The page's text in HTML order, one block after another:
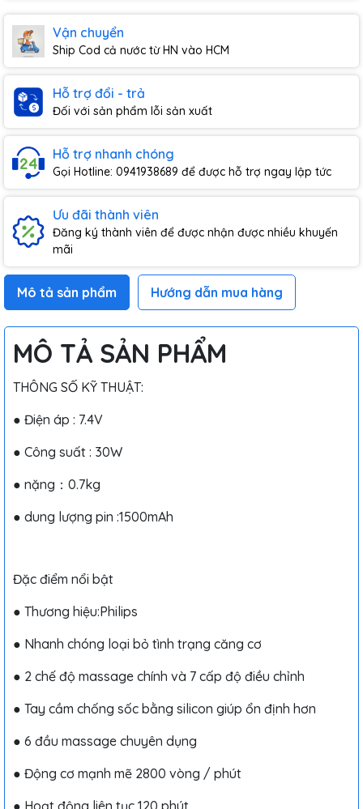
Vận chuyển
Ship Cod cả nước từ HN vào HCM
Hỗ trợ đổi - trả
Đối với sản phẩm lỗi sản xuất
Hỗ trợ nhanh chóng
Gọi Hotline: 0941938689 để được hỗ trợ ngay lập tức
Ưu đãi thành viên
Đăng ký thành viên để được nhận được nhiều khuyến
mãi
Mô tả sản phẩm Hướng dẫn mua hàng
MÔ TẢ SẢN PHẨM
THÔNG SỐ KỸ THUẬT:
● Điện áp : 7.4V
● Công suất : 30W
● nặng：0.7kg
● dung lượng pin :1500mAh
Đặc điểm nổi bật
● Thương hiệu:Philips
● Nhanh chóng loại bỏ tình trạng căng cơ
● 2 chế độ massage chính và 7 cấp độ điều chỉnh
● Tay cầm chống sốc bằng silicon giúp ổn định hơn
● 6 đầu massage chuyên dụng
● Động cơ mạnh mẽ 2800 vòng / phút